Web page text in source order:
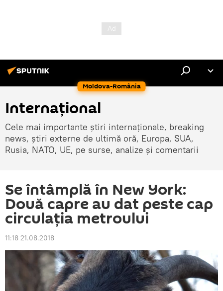
Moldova-România
Internaţional
Cele mai importante știri internaționale, breaking
news, știri externe de ultimă oră, Europa, SUA,
Rusia, NATO, UE, pe surse, analize și comentarii
Se întâmplă în New York:
Două capre au dat peste cap
circulația metroului
11:18 21.08.2018